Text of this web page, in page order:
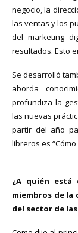
negocio, la
las ventas y los
del marketing
resultados. Esto
Se desarrolló
aborda
profundiza la
las nuevas
partir del año
libreros es
¿A quién está
miembros de
del sector de